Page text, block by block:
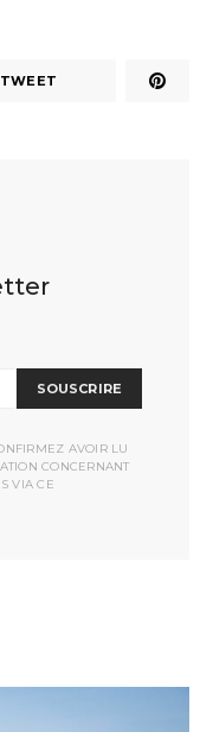
TWEET
SOUSCRIRE
AVOIR LU
CONCERNANT
VIA CE